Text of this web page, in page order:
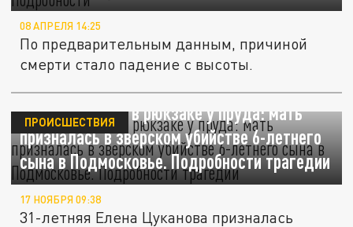
08 АПРЕЛЯ 14:25
По предварительным данным, причиной
смерти стало падение с высоты.
Голова ребёнка в рюкзаке у пруда: мать
призналась в зверском убийстве 6-летнего
сына в Подмосковье. Подробности трагедии
ПРОИСШЕСТВИЯ
17 НОЯБРЯ 09:38
31-летняя Елена Цуканова призналась